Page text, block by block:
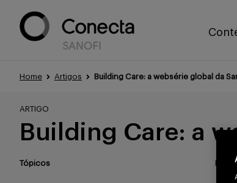
Home Artigos Building Care: a websérie global da
ARTIGO
Building Care: a
Tópicos